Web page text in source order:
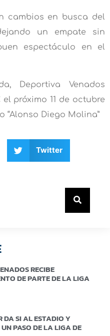
cambios en busca del
un empate sin
espectáculo en el
Deportiva Venados
próximo 11 de octubre
“Alonso Diego Molina”
Twitter
RECIBE
DE PARTE DE LA LIGA
DA SI AL ESTADIO Y
PASO DE LA LIGA DE